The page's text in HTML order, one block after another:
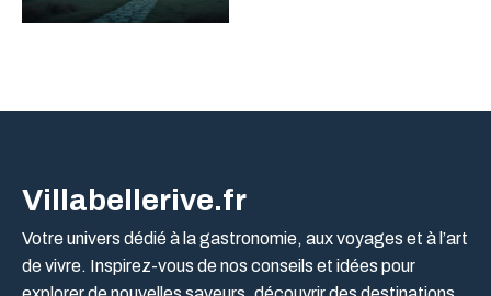
Villabellerive.fr
Votre univers dédié à la gastronomie, aux voyages et à l’art
de vivre. Inspirez-vous de nos conseils et idées pour